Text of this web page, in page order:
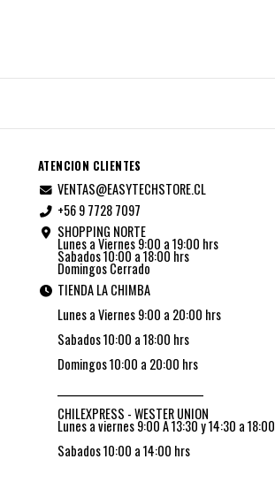
ATENCION CLIENTES
VENTAS@EASYTECHSTORE.CL
+56 9 7728 7097
SHOPPING NORTE
Lunes a Viernes 9:00 a 19:00 hrs
Sabados 10:00 a 18:00 hrs
Domingos Cerrado
TIENDA LA CHIMBA
Lunes a Viernes 9:00 a 20:00 hrs
Sabados 10:00 a 18:00 hrs
Domingos 10:00 a 20:00 hrs
CHILEXPRESS - WESTER UNION
Lunes a viernes 9:00 A 13:30 y 14:30 a 18:00
Sabados 10:00 a 14:00 hrs